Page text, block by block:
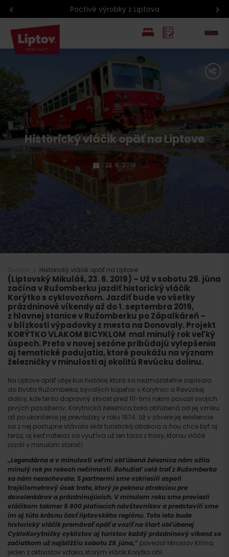
Podcasty z Liptova
PL
share
Historický vláčik opäť na Liptove
23. 6. 2019
Historický vláčik opäť na Liptove
(Liptovský Mikuláš, 23. 6. 2019) – Už v sobotu 29. júna
začína v Ružomberku jazdiť historický vláčik
Korýtko s cyklovozňom. Jazdiť bude vo všetky
prázdninové víkendy až do 1. septembra 2019,
z hlavnej stanice v Ružomberku po Zápalkáreň –
v blízkosti výpadovky z mesta na Donovaly. Projekt
KORÝTKO VLAKOM BICYKLOM mal minulý rok veľký
úspech. Preto v novej sezóne pribúdajú vylepšenia
aj tematické podujatia, ktoré poukážu na význam
železničky v minulosti aj okolitú Revúcku dolinu.
Na Liptove opäť ožije kus histórie, ktorá sa nezmazateľne zapísala
do života Ružomberka, bývalých kúpeľov v Korytnici a Revúckej
doliny, kde tento dopravný skvost pred 111-timi rokmi povozil svojich
prvých pasažierov. Korytnická železnica bola obľúbená od jej vzniku
až po ukončenie jej prevádzky v roku 1974. Už v závere jej existencie
sa z nej postupne stávala skôr turistická atrakcia a ňou chce byť aj
teraz, aj keď nateraz sa využíva už len torzo z trasy, ktorou vláčik
jazdil v minulom storočí.
„Legendárna a v minulosti veľmi obľúbená železnica nám ožila
minulý rok po rokoch nečinnosti. Bohužiaľ celá trať z Ružomberka
sa nám nezachovala. S partnermi sme vzkriesili aspoň
trojkilometrový úsek trate, ktorý je peknou atrakciou pre
dovolenkárov a prázdninujúcich. V minulom roku sme previezli
vláčikom takmer 5 600 platiacich návštevníkov a predstavili sme
im aj túto krásnu časť liptovského regiónu. Toto leto bude
historický vláčik premávať opäť a voziť na štart obľúbenej
CykloKorytničky cyklistov aj turistov každý prázdninový víkend so
začiatkom už najbližšiu sobotu 29. júna,“ povedal Miroslav Klíma,
jeden z aktivistov vďaka, ktorým vláčik Korýtko ožil.